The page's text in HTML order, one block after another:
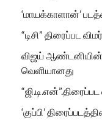
‘மாயக்காளான்’
“டிசி” திரைப்பட
விஜய் ஆண்டனியின்
வெளியானது
‘குப்பி’